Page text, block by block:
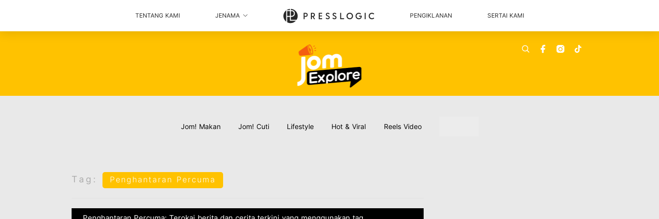
TENTANG KAMI JENAMA PENGIKLANAN SERTAI KAMI
Jom! Makan Jom! Cuti Lifestyle Hot & Viral Reels Video
Tag: Penghantaran Percuma